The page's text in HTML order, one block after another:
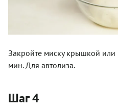
Закройте миску крышкой или
мин. Для автолиза.
Шаг 4